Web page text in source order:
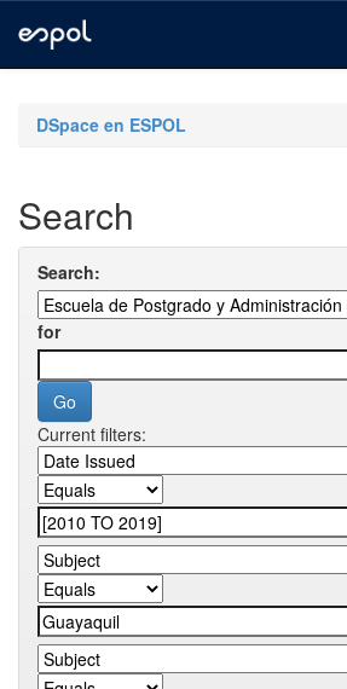
navigationDSpace en ESPOL
Search
Search:
for
Current filters: